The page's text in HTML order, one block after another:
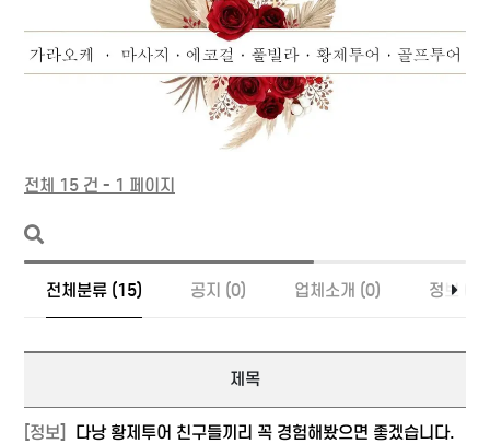
전체 15 건 - 1 페이지
전체분류 (15) 공지 (0) 업체소개 (0) 정보
제목
[정보]
다낭 황제투어 친구들끼리 꼭 경험해봤으면 좋겠습니다.